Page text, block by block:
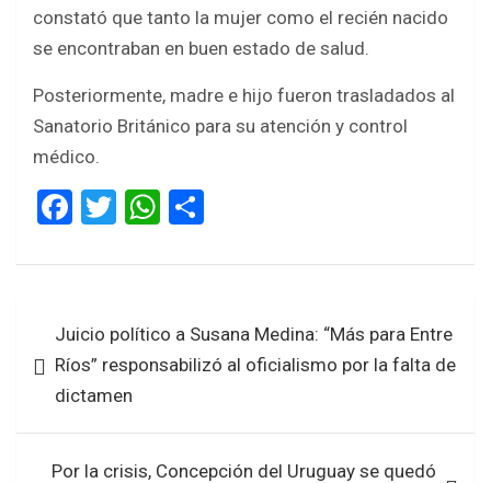
constató que tanto la mujer como el recién nacido
se encontraban en buen estado de salud.
Posteriormente, madre e hijo fueron trasladados al
Sanatorio Británico para su atención y control
médico.
F
ce
o
o
T
tt
W
at
A
p
ar
entradas
Juicio político a Susana Medina: “Más para Entre
Ríos” responsabilizó al oficialismo por la falta de
dictamen
Por la crisis, Concepción del Uruguay se quedó